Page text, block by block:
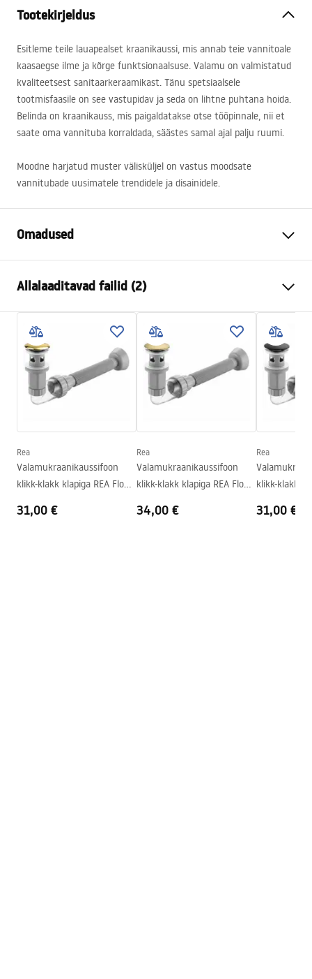
Tootekirjeldus
Esitleme teile lauapealset kraanikaussi, mis annab teie vannitoale
kaasaegse ilme ja kõrge funktsionaalsuse. Valamu on valmistatud
kvaliteetsest sanitaarkeraamikast. Tänu spetsiaalsele
tootmisfaasile on see vastupidav ja seda on lihtne puhtana hoida.
Belinda on kraanikauss, mis paigaldatakse otse tööpinnale, nii et
saate oma vannituba korraldada, säästes samal ajal palju ruumi.
Moodne harjatud muster välisküljel on vastus moodsate
vannitubade uusimatele trendidele ja disainidele.
Omadused
Materjal
Värv
Must/Kuldne
Lõpeta
Läikiv, Harjatud
Pikkus
465
Laius
330mm
Kõrgus
135
Kuju
Kraani auk
Ei
Allalaaditavad failid (2)
Kokkupaneku juhised
Garantiitingimused
Rea
Valamukraanikaussifoon
klikk-klakk klapiga REA Flow
31,00 €
Rea
Valamukraanikaussifoon
klikk-klakk klapiga REA Flow
34,00 €
Rea
klikk-klakk
31,00 €